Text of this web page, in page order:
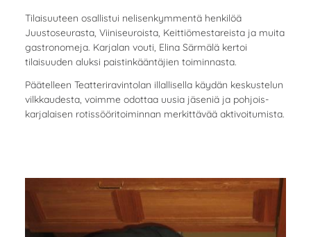
Tilaisuuteen osallistui nelisenkymmentä henkilöä
Juustoseurasta, Viiniseuroista, Keittiömestareista ja muita
gastronomeja. Karjalan vouti, Elina Särmälä kertoi
tilaisuuden aluksi paistinkääntäjien toiminnasta.
Päätelleen Teatteriravintolan illallisella käydän keskustelun
vilkkaudesta, voimme odottaa uusia jäseniä ja pohjois-
karjalaisen rotissööritoiminnan merkittävää aktivoitumista.